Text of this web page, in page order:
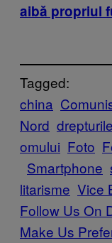
aibă propriul
Tagged:
china
Nord drepturile
omului Foto
Smartphone
litarisme Vice
Follow Us On
Make Us